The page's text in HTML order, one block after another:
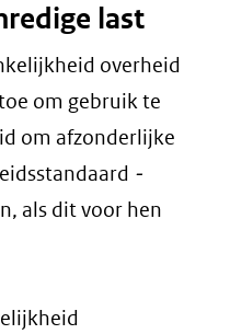
last
overheid
om gebruik te
om afzonderlijke
-
als dit voor hen